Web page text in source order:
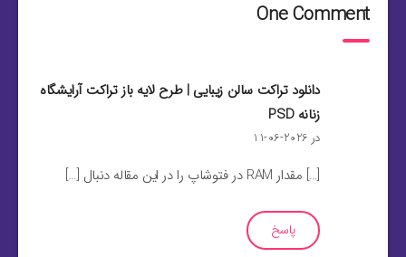
One Comment
دانلود تراکت سالن زیبایی | طرح لایه باز تراکت آرایشگاه
زنانه PSD
در 2026-06-11
[…] مقدار RAM در فتوشاپ را در این مقاله دنبال […]
پاسخ